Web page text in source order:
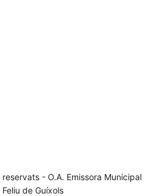
- O.A. Emissora Municipal
de Guíxols